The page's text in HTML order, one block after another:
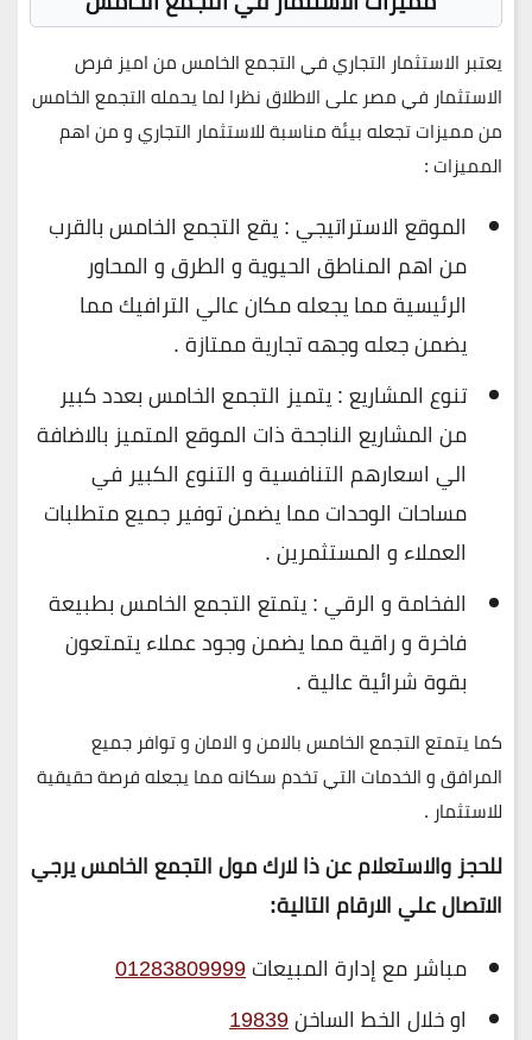
يعتبر الاستثمار التجاري في التجمع الخامس من اميز فرص
الاستثمار في مصر على الاطلاق نظرا لما يحمله التجمع الخامس
من مميزات تجعله بيئة مناسبة للاستثمار التجاري و من اهم
المميزات :
الموقع الاستراتيجي : يقع التجمع الخامس بالقرب
من اهم المناطق الحيوية و الطرق و المحاور
الرئيسية مما يجعله مكان عالي الترافيك مما
يضمن جعله وجهه تجارية ممتازة .
تنوع المشاريع : يتميز التجمع الخامس بعدد كبير
من المشاريع الناجحة ذات الموقع المتميز بالاضافة
الي اسعارهم التنافسية و التنوع الكبير في
مساحات الوحدات مما يضمن توفير جميع متطلبات
العملاء و المستثمرين .
الفخامة و الرقي : يتمتع التجمع الخامس بطبيعة
فاخرة و راقية مما يضمن وجود عملاء يتمتعون
بقوة شرائية عالية .
كما يتمتع التجمع الخامس بالامن و الامان و توافر جميع
المرافق و الخدمات التي تخدم سكانه مما يجعله فرصة حقيقية
للاستثمار .
للحجز والاستعلام عن ذا لارك مول التجمع الخامس يرجي
الاتصال علي الارقام التالية:
مباشر مع إدارة المبيعات01283809999
او خلال الخط الساخن19839